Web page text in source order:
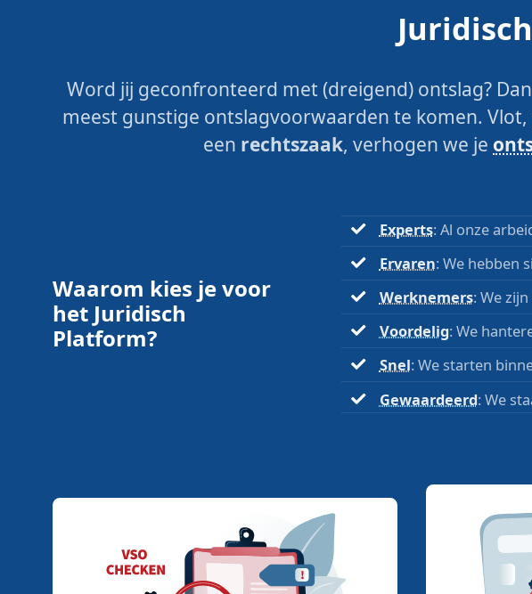
Word jij geconfronteerd met (dreigend) ontslag?
meest gunstige ontslagvoorwaarden te komen.
een rechtszaak, verhogen we je
Waarom kies je voor
het Juridisch
Platform?
Experts: Al onze
Ervaren: We hebben
Werknemers: We
Voordelig: We
Snel: We starten
Gewaardeerd: We